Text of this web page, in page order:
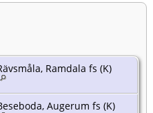
Ramdala fs (K)
Augerum fs (K)